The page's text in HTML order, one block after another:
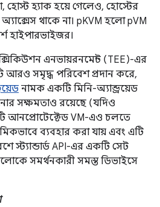
হোস্ট হ্যাক হয়ে গেলেও, হোস্টের
থাকে না। pKVM হলো pVM
হাইপারভাইজর।
এনভায়রনমেন্ট (TEE)-এর
আরও সমৃদ্ধ পরিবেশ প্রদান করে,
নামক একটি মিনি-অ্যান্ড্রয়েড
সক্ষমতাও রয়েছে (যদিও
আনপ্রোটেক্টেড VM-এও চলতে
ব্যবহার করা যায় এবং এটি
স্ট্যান্ডার্ড API-এর একটি সেট
সমর্থনকারী সমস্ত ডিভাইসে